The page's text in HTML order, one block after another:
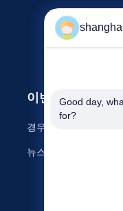
이벤트
경우
뉴스
Good day,
for?